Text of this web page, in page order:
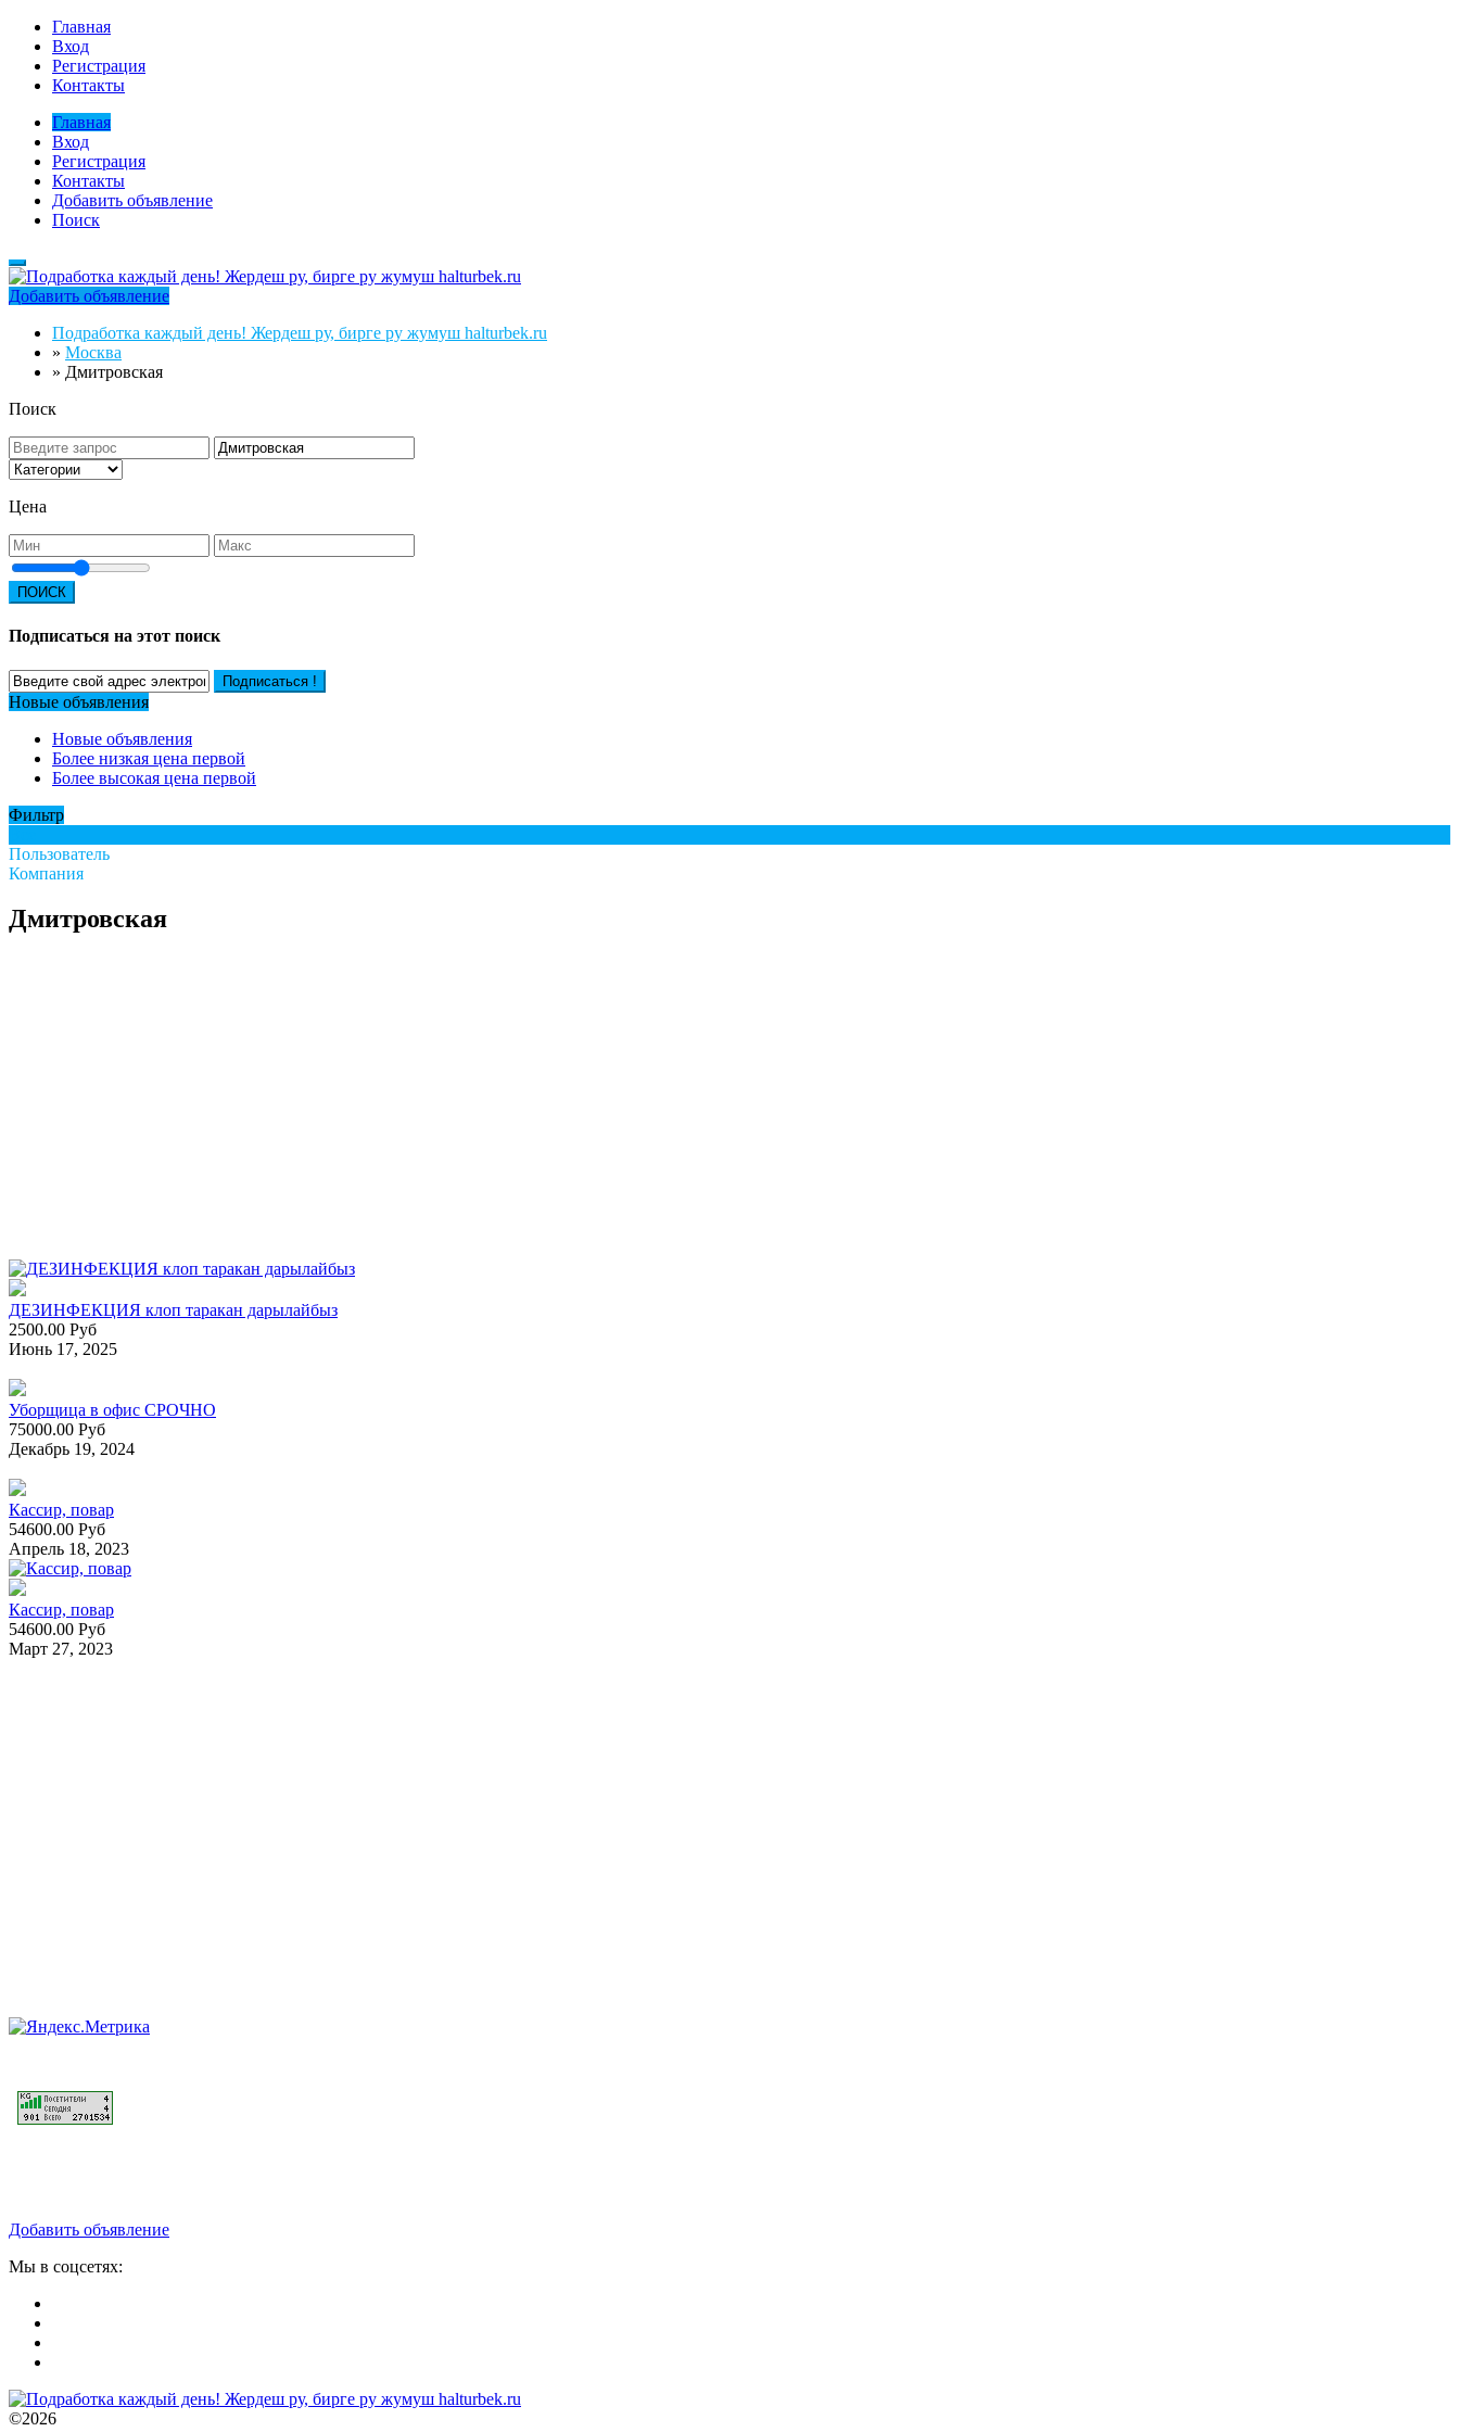
Главная
Вход
Регистрация
Контакты
Главная
Вход
Регистрация
Контакты
Добавить объявление
Поиск
Добавить объявление
Подработка каждый день! Жердеш ру, бирге ру жумуш halturbek.ru
» Москва
» Дмитровская
Поиск
Цена
ПОИСК
Подписаться на этот поиск
Подписаться !
Новые объявления
Новые объявления
Более низкая цена первой
Более высокая цена первой
Фильтр
Пользователь
Компания
Дмитровская
ДЕЗИНФЕКЦИЯ клоп таракан дарылайбыз
2500.00 Руб
Июнь 17, 2025
Уборщица в офис СРОЧНО
75000.00 Руб
Декабрь 19, 2024
Кассир, повар
54600.00 Руб
Апрель 18, 2023
Кассир, повар
54600.00 Руб
Март 27, 2023
Добавить объявление
Мы в соцсетях:
©2026